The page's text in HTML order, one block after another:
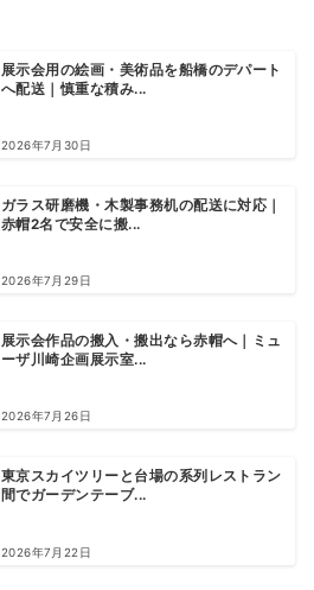
展示会用の絵画・美術品を船橋のデパート
へ配送｜慎重な積み...
2026年7月30日
ガラス研磨機・木製事務机の配送に対応｜
赤帽2名で安全に搬...
2026年7月29日
展示会作品の搬入・搬出なら赤帽へ｜ミュ
ーザ川崎企画展示室...
2026年7月26日
東京スカイツリーと台場の系列レストラン
間でガーデンテーブ...
2026年7月22日